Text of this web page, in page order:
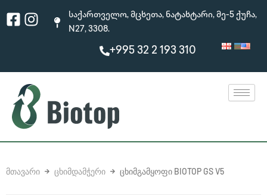
Facebook-
square
Instagramსაქართველო, მცხეთა, ნატახტარი, მე-5 ქუჩა,
N27, 3308.
+995 32 2 193 310
ᲛᲗᲐᲕᲐᲠᲘ ᲪᲮᲘᲛᲓᲐᲛᲭᲔᲠᲘ ᲪᲮᲘᲛᲒᲐᲛᲧᲝᲤᲘ BIOTOP GS V5